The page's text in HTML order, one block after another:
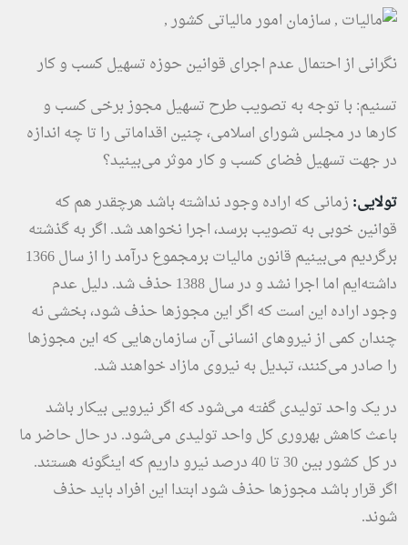
نگرانی از احتمال عدم اجرای قوانین حوزه تسهیل کسب و کار
تسنیم: با توجه به تصویب طرح تسهیل مجوز برخی کسب و
کارها در مجلس شورای اسلامی، چنین اقداماتی را تا چه اندازه
در جهت تسهیل فضای کسب و کار موثر می‌بینید؟
تولایی: زمانی که اراده وجود نداشته باشد هرچقدر هم که
قوانین خوبی به تصویب برسد، اجرا نخواهد شد. اگر به گذشته
برگردیم می‌بینیم قانون مالیات برمجموع درآمد را از سال 1366
داشته‌ایم اما اجرا نشد و در سال 1388 حذف شد. دلیل عدم
وجود اراده این است که اگر این مجوزها حذف شود، بخشی نه
چندان کمی از نیروهای انسانی آن سازمان‌هایی که این مجوزها
را صادر می‌کنند، تبدیل به نیروی مازاد خواهند شد.
در یک واحد تولیدی گفته می‌شود که اگر نیرویی بیکار باشد
باعث کاهش بهروری کل واحد تولیدی می‌شود. در حال حاضر ما
در کل کشور بین 30 تا 40 درصد نیرو داریم که اینگونه هستند.
اگر قرار باشد مجوزها حذف شود ابتدا این افراد باید حذف
شوند.